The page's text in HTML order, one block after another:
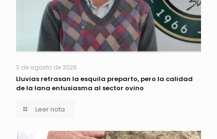
3 de agosto de 2026
Lluvias retrasan la esquila preparto, pero la calidad
de la lana entusiasma al sector ovino
Leer nota